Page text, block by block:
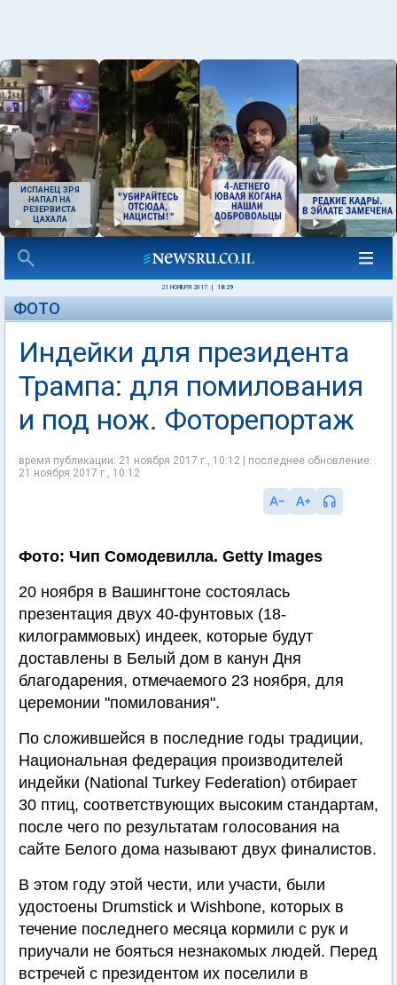
ИСПАНЕЦ ЗРЯ
НАПАЛ НА
РЕЗЕРВИСТА
ЦАХАЛА
21 НОЯБРЯ 2017 18:29
ФОТО
Индейки для президента
Трампа: для помилования
и под нож. Фоторепортаж
время публикации: 21 ноября 2017 г., 10:12 | последнее обновление:
21 ноября 2017 г., 10:12
Фото: Чип Сомодевилла. Getty Images
20 ноября в Вашингтоне состоялась
презентация двух 40-фунтовых (18-
килограммовых) индеек, которые будут
доставлены в Белый дом в канун Дня
благодарения, отмечаемого 23 ноября, для
церемонии "помилования".
По сложившейся в последние годы традиции,
Национальная федерация производителей
индейки (National Turkey Federation) отбирает
30 птиц, соответствующих высоким стандартам,
после чего по результатам голосования на
сайте Белого дома называют двух финалистов.
В этом году этой чести, или участи, были
удостоены Drumstick и Wishbone, которых в
течение последнего месяца кормили с рук и
приучали не бояться незнакомых людей. Перед
встречей с президентом их поселили в